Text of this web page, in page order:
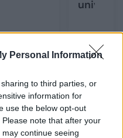
Personal Information
to third parties, or
information for
use the below opt-out
note that after your
continue seeing
kol gelbėjimo
ir laikyti